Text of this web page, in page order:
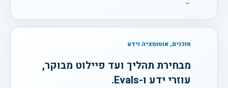
סוכנים, אוטומציה וידע
מבחירת תהליך ועד פיילוט מבוקר,
עוזרי ידע ו-Evals.